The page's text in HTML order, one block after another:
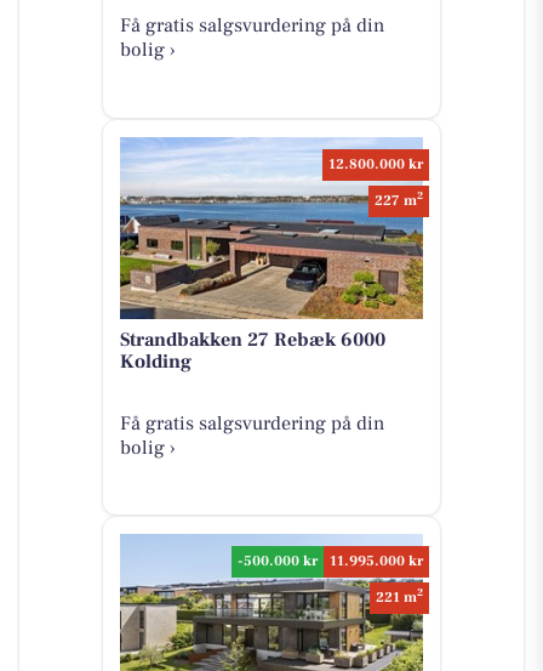
Få gratis salgsvurdering på din
bolig ›
12.800.000 kr
227 m2
Strandbakken 27 Rebæk 6000
Kolding
Få gratis salgsvurdering på din
bolig ›
-500.000 kr
11.995.000 kr
221 m2